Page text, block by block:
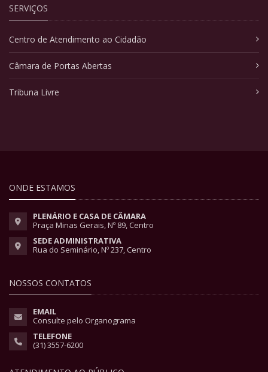
SERVIÇOS
Centro de Atendimento ao Cidadão
Câmara de Portas Abertas
Tribuna Livre
ONDE ESTAMOS
PLENÁRIO E CASA DE CÂMARA
Praça Minas Gerais, Nº 89, Centro
SEDE ADMINISTRATIVA
Rua do Seminário, Nº 237, Centro
NOSSOS CONTATOS
EMAIL
Consulte pelo Organograma
TELEFONE
(31) 3557-6200